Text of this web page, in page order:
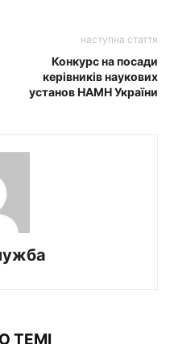
наступна стаття
Конкурс на посади
керівників наукових
установ НАМН України
ТЕМІ